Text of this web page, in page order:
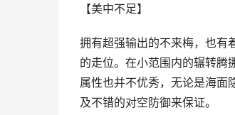
【美中不足】
拥有超强输出的不来梅，也有
的走位。在小范围内的辗转腾
属性也并不优秀，无论是海面
及不错的对空防御来保证。